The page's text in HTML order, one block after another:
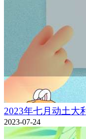
2023年七月动土大
2023-07-24